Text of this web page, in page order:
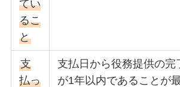
てい
るこ
と
支
払っ
支払日から役務提供の完
が1年以内であることが